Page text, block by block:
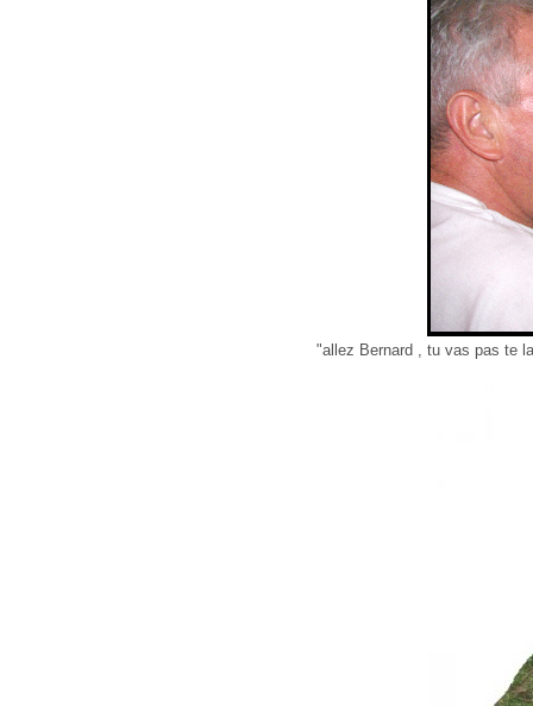
"allez Bernard , tu vas pas te